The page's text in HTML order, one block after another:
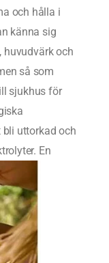
och hålla i
känna sig
huvudvärk och
så som
sjukhus för
bli uttorkad och
En